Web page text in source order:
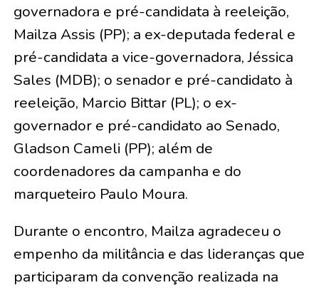
governadora e pré-candidata à reeleição,
Mailza Assis (PP); a ex-deputada federal e
pré-candidata a vice-governadora, Jéssica
Sales (MDB); o senador e pré-candidato à
reeleição, Marcio Bittar (PL); o ex-
governador e pré-candidato ao Senado,
Gladson Cameli (PP); além de
coordenadores da campanha e do
marqueteiro Paulo Moura.
Durante o encontro, Mailza agradeceu o
empenho da militância e das lideranças que
participaram da convenção realizada na